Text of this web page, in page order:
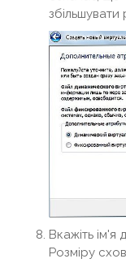
збільшувати
Вкажіть ім'я
Розміру